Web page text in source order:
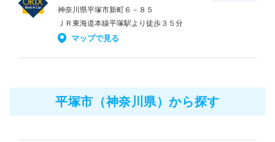
神奈川県平塚市新町６－８５
ＪＲ東海道本線平塚駅より徒歩３５分
マップで見る
平塚市（神奈川県）から探す